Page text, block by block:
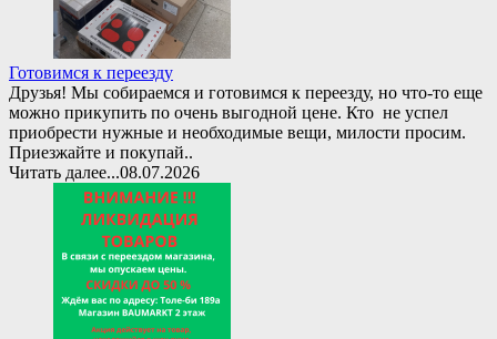
Готовимся к переезду
Друзья! Мы собираемся и готовимся к переезду, но что-то еще
можно прикупить по очень выгодной цене. Кто не успел
приобрести нужные и необходимые вещи, милости просим.
Приезжайте и покупай..
Читать далее...08.07.2026